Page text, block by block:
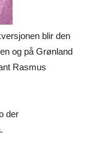
blir den
og på Grønland
Rasmus
der